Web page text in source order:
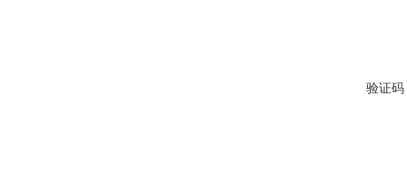
验证码